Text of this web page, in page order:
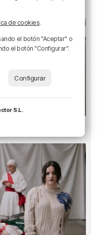
de carabela
de cookies.
el botón "Aceptar" o
el botón "Configurar".
Configurar
S.L.